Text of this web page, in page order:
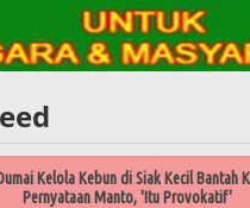
Kelola Kebun di Siak Kecil Bantah
Pernyataan Manto, 'Itu Provokatif'